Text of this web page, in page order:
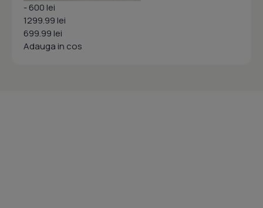
- 600 lei
1299.99 lei
699.99 lei
Adauga in cos